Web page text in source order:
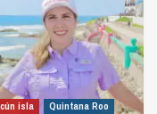
isla
Quintana Roo